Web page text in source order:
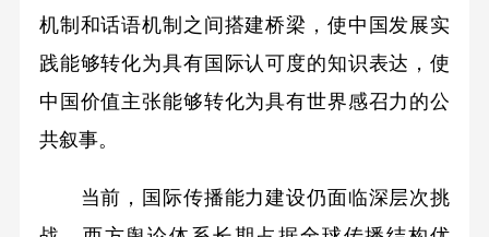
机制和话语机制之间搭建桥梁，使中国发展实
践能够转化为具有国际认可度的知识表达，使
中国价值主张能够转化为具有世界感召力的公
共叙事。
当前，国际传播能力建设仍面临深层次挑